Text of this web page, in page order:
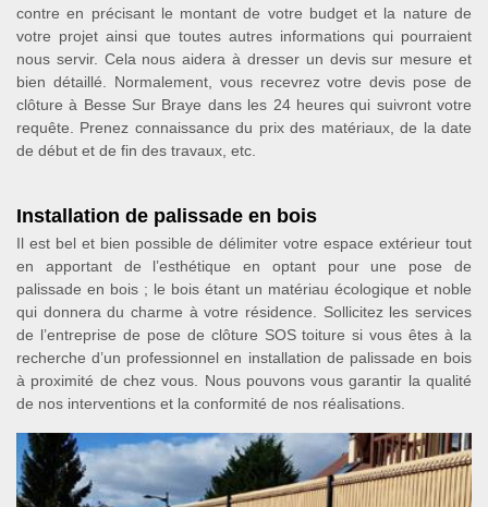
contre en précisant le montant de votre budget et la nature de
votre projet ainsi que toutes autres informations qui pourraient
nous servir. Cela nous aidera à dresser un devis sur mesure et
bien détaillé. Normalement, vous recevrez votre devis pose de
clôture à Besse Sur Braye dans les 24 heures qui suivront votre
requête. Prenez connaissance du prix des matériaux, de la date
de début et de fin des travaux, etc.
Installation de palissade en bois
Il est bel et bien possible de délimiter votre espace extérieur tout
en apportant de l’esthétique en optant pour une pose de
palissade en bois ; le bois étant un matériau écologique et noble
qui donnera du charme à votre résidence. Sollicitez les services
de l’entreprise de pose de clôture SOS toiture si vous êtes à la
recherche d’un professionnel en installation de palissade en bois
à proximité de chez vous. Nous pouvons vous garantir la qualité
de nos interventions et la conformité de nos réalisations.